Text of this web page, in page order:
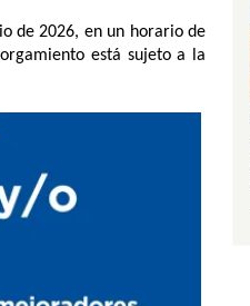
de 2026, en un horario de
está sujeto a la